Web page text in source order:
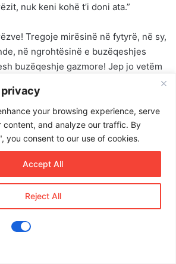
your browsing experience, serve
content, and analyze our traffic. By
you consent to our use of cookies.
Reject All
Accept All
nuk keni kohë t’i doni ata.”
Tregoje mirësinë në fytyrë, në sy,
në ngrohtësinë e buzëqeshjes
buzëqeshje gazmore! Jep jo vetëm
dot gjëra të mëdha, vetëm gjëra të
shumë jemi të angazhuar të bëjmë, por
në të.”
por Zoti ka planet e Tij.”
për të promovuar paqen në botë?